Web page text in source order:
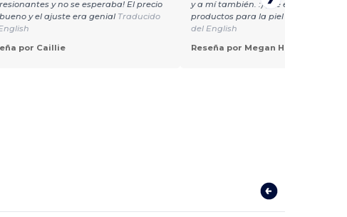
y no se esperaba! El precio
y el ajuste era genial Traducido
por Caillie
y a mí también. :) ¡Me encantan
productos para la piel de conejo!
del English
Reseña por Megan H.